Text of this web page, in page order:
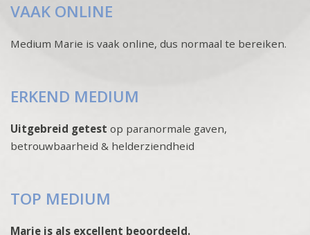
VAAK ONLINE
Medium Marie is vaak online, dus normaal te bereiken.
ERKEND MEDIUM
Uitgebreid getest op paranormale gaven,
betrouwbaarheid & helderziendheid
TOP MEDIUM
Marie is als excellent beoordeeld.